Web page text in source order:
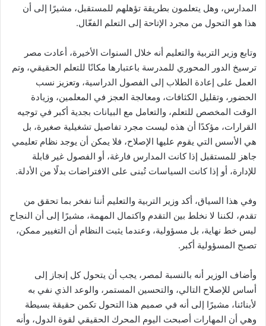
المدارس، وهل يتعلمون بطريقة تؤهلهم للمستقبل، مشيرًا إلى أن
هذا هو التحول من مجرد الإتاحة إلى التعلم الفعّال.
وتابع وزير التربية والتعليم أنه خلال السنوات الأخيرة، أعادت مصر
ترسيخ الدور المحوري للمدرسة باعتبارها مكانًا للتعلم الحقيقي، وتم
العمل على إعادة الطلاب إلى الفصول الدراسية، وتعزيز نسب
الحضور، وتقليل الكثافات، ومعالجة العجز في المعلمين، وزيادة
الوقت المخصص للتعلم، والتعامل مع البيانات بجدية أكبر في توجيه
القرارات، مؤكدًا أن هذه ليست مجرد تفاصيل تشغيلية صغيرة، بل
هي الأسس التي يقوم عليها الإصلاح، فلا يمكن أن يوجد نظام تعليمي
جاهز للمستقبل إذا كانت المدارس فارغة، أو الفصول غير قابلة
للإدارة، أو إذا كانت السياسات تُبنى على الافتراضات بدلًا من الأدلة.
وفي هذا السياق، أكد وزير التربية والتعليم أننا نفخر بما تحقق من
تقدم، لكننا لا نخلط بين التقدم واكتمال المهمة، مشيرًا إلى أن النجاح
ليس خط نهاية، بل مسؤولية، وعندما يثبت النظام أن التغيير ممكن،
تصبح المسؤولية أكبر.
وأضاف الوزير أنه بالنسبة لمصر، يجب أن يتحول كل إنجاز إلى
أساس للإصلاح التالي، والتحسين المستمر، والوعد الذي نفي به
لأبنائنا، مشيرًا إلى أنه في صميم هذا التحول تكمن حقيقة بسيطة
وهي أن المهارات أصبحت اليوم المحرك الحقيقي لقوة الدول، وأنه